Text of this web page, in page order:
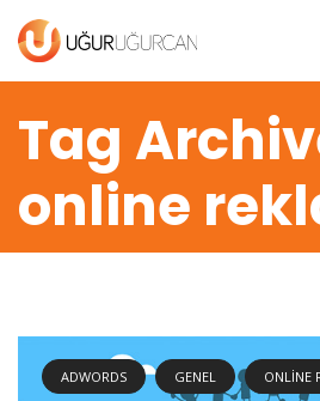
Tag
online
ADWORDS GENEL ONLINE